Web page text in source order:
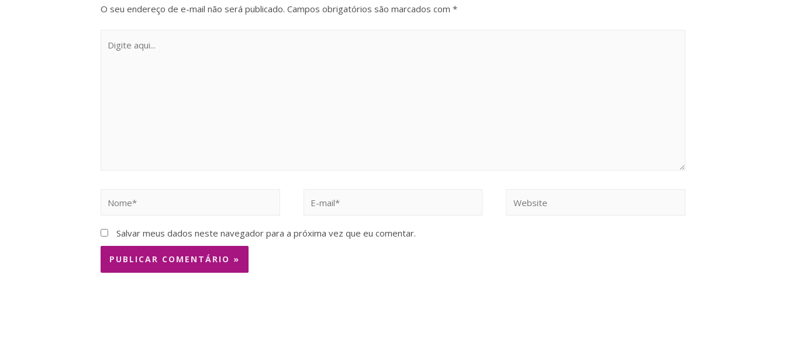
O seu endereço de e-mail não será publicado. Campos obrigatórios são marcados com*
Salvar meus dados neste navegador para a próxima vez que eu comentar.